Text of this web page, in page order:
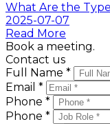
What Are the
2025-07-07
Read More
Book a meeting.
Contact us
Full Name *
Email *
Phone *
Phone *